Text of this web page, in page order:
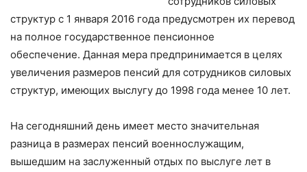
структур с 1 января 2016 года предусмотрен их перевод
на полное государственное пенсионное
обеспечение. Данная мера предпринимается в целях
увеличения размеров пенсий для сотрудников силовых
структур, имеющих выслугу до 1998 года менее 10 лет.
На сегодняшний день имеет место значительная
разница в размерах пенсий военнослужащим,
вышедшим на заслуженный отдых по выслуге лет в